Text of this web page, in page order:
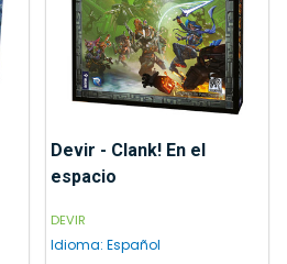
Devir - Clank! En el
espacio
DEVIR
Idioma: Español